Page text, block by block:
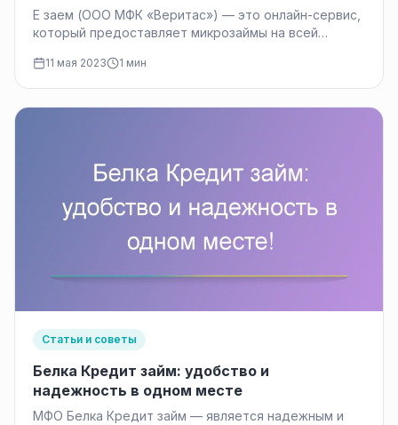
Е заем (ООО МФК «Веритас») — это онлайн-сервис,
который предоставляет микрозаймы на всей
11 мая 2023 1 мин
Статьи и советы
Белка Кредит займ: удобство и
надежность в одном месте
МФО Белка Кредит займ — является надежным и